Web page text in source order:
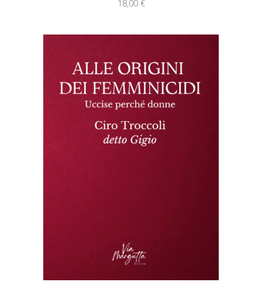
18,00 €